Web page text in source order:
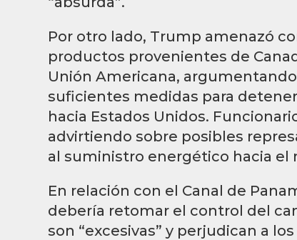
Por otro lado, Trump amenazó
productos provenientes de
Unión Americana,
suficientes medidas para
hacia Estados Unidos.
advirtiendo sobre posibles
al suministro energético hacia el
En relación con el Canal de
debería retomar el control del
son “excesivas” y perjudican a